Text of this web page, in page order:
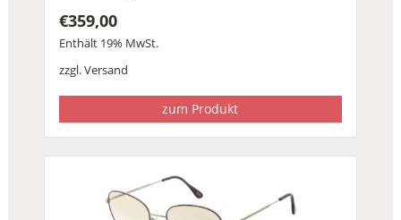
€359,00
Enthält 19% MwSt.
zzgl.Versand
zum Produkt